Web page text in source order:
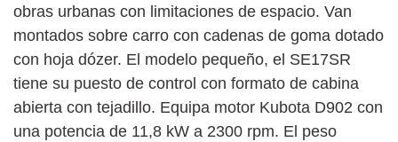
obras urbanas con limitaciones de espacio. Van
montados sobre carro con cadenas de goma dotado
con hoja dózer. El modelo pequeño, el SE17SR
tiene su puesto de control con formato de cabina
abierta con tejadillo. Equipa motor Kubota D902 con
una potencia de 11,8 kW a 2300 rpm. El peso